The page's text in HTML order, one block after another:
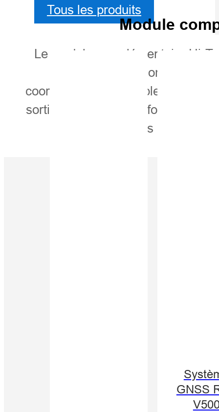
Tous les produits
GNSS
Module
Le module complémentaire Hi-
données de positionnement
coordonnées, sans cibles de
sortie contenant les informations
dans les